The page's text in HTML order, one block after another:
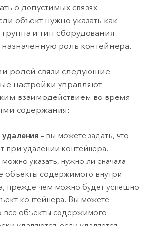
о допустимых связях
объект нужно указать как
группа и тип оборудования
роль контейнера.
ролей связи следующие
настройки управляют
взаимодействием во время
содержания:
– вы можете задать, что
при удалении контейнера.
указать, нужно ли сначала
объекты содержимого внутри
прежде чем можно будет успешно
контейнера. Вы можете
все объекты содержимого